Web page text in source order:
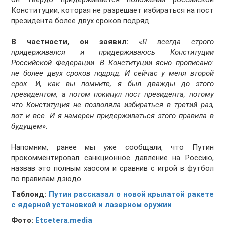
Конституции, которая не разрешает избираться на пост
президента более двух сроков подряд.
В частности, он заявил: «Я всегда строго
придерживался и придерживаюсь Конституции
Российской Федерации. В Конституции ясно прописано:
не более двух сроков подряд. И сейчас у меня второй
срок. И, как вы помните, я был дважды до этого
президентом, а потом покинул пост президента, потому
что Конституция не позволяла избираться в третий раз,
вот и все. И я намерен придерживаться этого правила в
будущем».
Напомним, ранее мы уже сообщали, что Путин
прокомментировал санкционное давление на Россию,
назвав это полным хаосом и сравнив с игрой в футбол
по правилам дзюдо.
Таблоид: Путин рассказал о новой крылатой ракете
с ядерной установкой и лазерном оружии
Фото: Etcetera.media